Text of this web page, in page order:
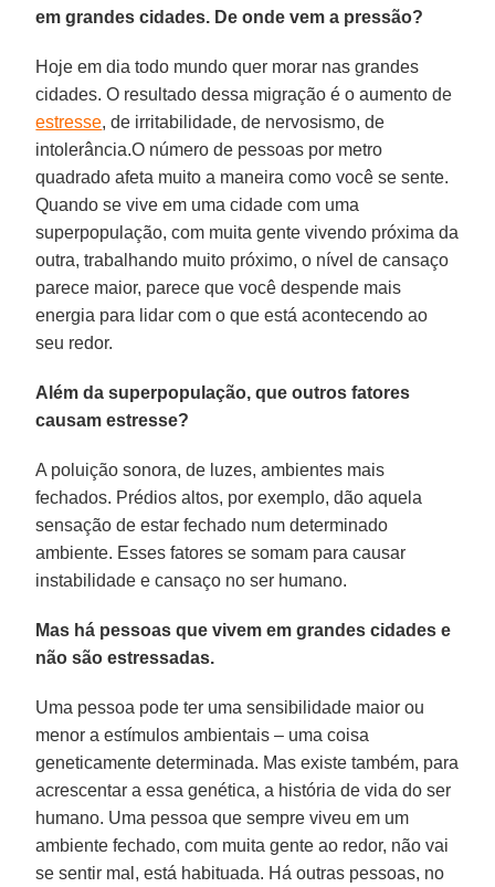
em grandes cidades. De onde vem a pressão?
Hoje em dia todo mundo quer morar nas grandes
cidades. O resultado dessa migração é o aumento de
estresse, de irritabilidade, de nervosismo, de
intolerância.O número de pessoas por metro
quadrado afeta muito a maneira como você se sente.
Quando se vive em uma cidade com uma
superpopulação, com muita gente vivendo próxima da
outra, trabalhando muito próximo, o nível de cansaço
parece maior, parece que você despende mais
energia para lidar com o que está acontecendo ao
seu redor.
Além da superpopulação, que outros fatores
causam estresse?
A poluição sonora, de luzes, ambientes mais
fechados. Prédios altos, por exemplo, dão aquela
sensação de estar fechado num determinado
ambiente. Esses fatores se somam para causar
instabilidade e cansaço no ser humano.
Mas há pessoas que vivem em grandes cidades e
não são estressadas.
Uma pessoa pode ter uma sensibilidade maior ou
menor a estímulos ambientais – uma coisa
geneticamente determinada. Mas existe também, para
acrescentar a essa genética, a história de vida do ser
humano. Uma pessoa que sempre viveu em um
ambiente fechado, com muita gente ao redor, não vai
se sentir mal, está habituada. Há outras pessoas, no